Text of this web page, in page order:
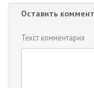
Оставить
Текст комментария